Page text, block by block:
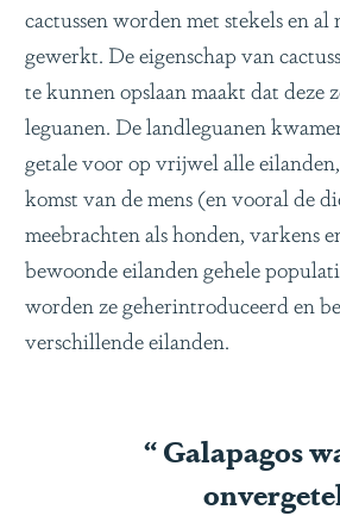
cactussen worden met stekels en al
gewerkt. De eigenschap van
te kunnen opslaan maakt dat deze
leguanen. De landleguanen
getale voor op vrijwel alle
komst van de mens (en vooral de
meebrachten als honden, varkens
bewoonde eilanden gehele
worden ze geherintroduceerd en
verschillende eilanden.
“Galapagos